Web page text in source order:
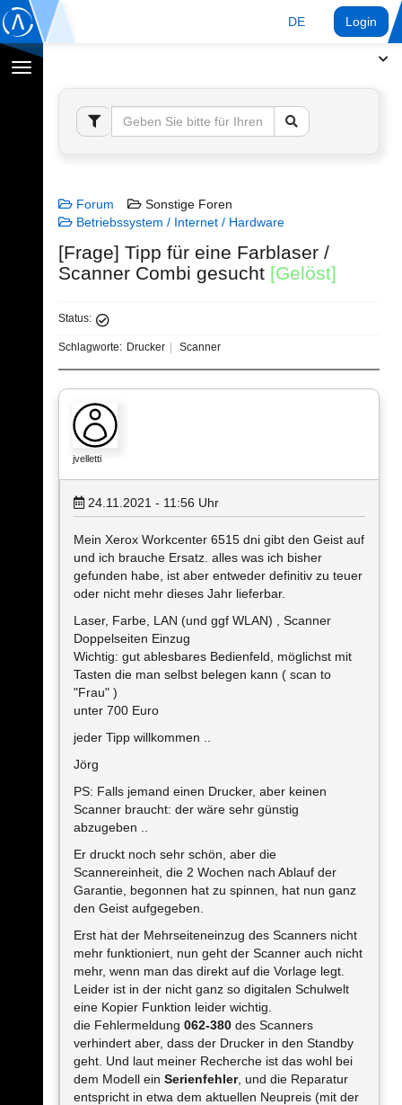
DE Login
Navigation
umschalten
Forum
Sonstige Foren
Betriebssystem / Internet / Hardware
[Frage] Tipp für eine Farblaser /
Scanner Combi gesucht [Gelöst]
Status:
Schlagworte: Drucker Scanner
jvelletti
24.11.2021 - 11:56 Uhr
Mein Xerox Workcenter 6515 dni gibt den Geist auf
und ich brauche Ersatz. alles was ich bisher
gefunden habe, ist aber entweder definitiv zu teuer
oder nicht mehr dieses Jahr lieferbar.
Laser, Farbe, LAN (und ggf WLAN) , Scanner
Doppelseiten Einzug
Wichtig: gut ablesbares Bedienfeld, möglichst mit
Tasten die man selbst belegen kann ( scan to
"Frau" )
unter 700 Euro
jeder Tipp willkommen ..
Jörg
PS: Falls jemand einen Drucker, aber keinen
Scanner braucht: der wäre sehr günstig
abzugeben ..
Er druckt noch sehr schön, aber die
Scannereinheit, die 2 Wochen nach Ablauf der
Garantie, begonnen hat zu spinnen, hat nun ganz
den Geist aufgegeben.
Erst hat der Mehrseiteneinzug des Scanners nicht
mehr funktioniert, nun geht der Scanner auch nicht
mehr, wenn man das direkt auf die Vorlage legt.
Leider ist in der nicht ganz so digitalen Schulwelt
eine Kopier Funktion leider wichtig.
die Fehlermeldung 062-380 des Scanners
verhindert aber, dass der Drucker in den Standby
geht. Und laut meiner Recherche ist das wohl bei
dem Modell ein Serienfehler, und die Reparatur
entspricht in etwa dem aktuellen Neupreis (mit der